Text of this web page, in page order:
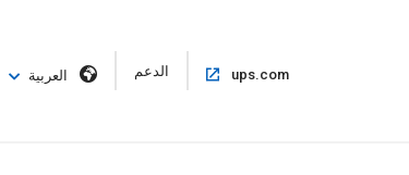
ups.com
فتح
في
الدعم
في